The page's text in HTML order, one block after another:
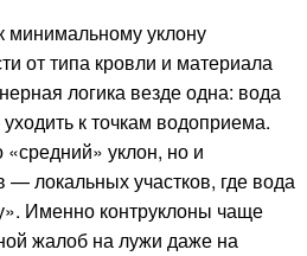
уклону
от типа кровли и материала
логика везде одна: вода
к точкам водоприема.
уклон, но и
— локальных участков, где вода
Именно контруклоны чаще
жалоб на лужи даже на